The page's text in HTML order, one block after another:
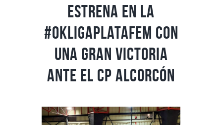
estrena en la
#OkLigaPlataFem con
una gran victoria
ante el CP Alcorcón